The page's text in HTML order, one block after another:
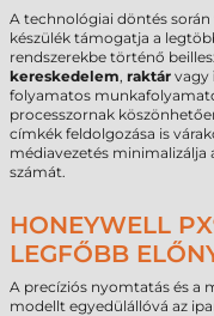
A technológiai döntés
készülék támogatja a
rendszerekbe történő
kereskedelem, raktár vagy
folyamatos
processzornak
címkék feldolgozása is
médiavezetés minimalizálja
számát.
HONEYWELL
LEGFŐBB
A precíziós nyomtatás és a
modellt egyedülállóvá az